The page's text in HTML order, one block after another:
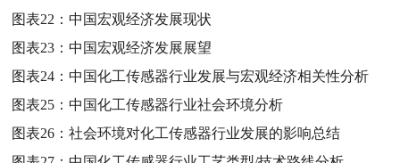
图表22：中国宏观经济发展现状
图表23：中国宏观经济发展展望
图表24：中国化工传感器行业发展与宏观经济相关性分析
图表25：中国化工传感器行业社会环境分析
图表26：社会环境对化工传感器行业发展的影响总结